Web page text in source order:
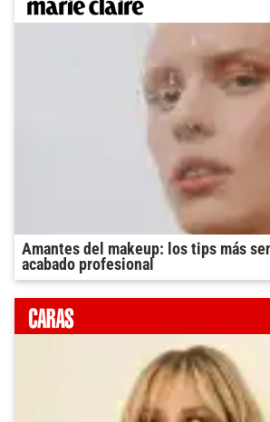
Amantes del makeup: los tips más
acabado profesional